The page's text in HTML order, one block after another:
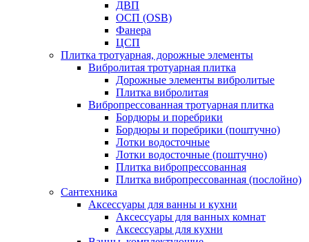
ДВП
ОСП (OSB)
Фанера
ЦСП
Плитка тротуарная, дорожные элементы
Вибролитая тротуарная плитка
Дорожные элементы вибролитые
Плитка вибролитая
Вибропрессованная тротуарная плитка
Бордюры и поребрики
Бордюры и поребрики (поштучно)
Лотки водосточные
Лотки водосточные (поштучно)
Плитка вибропрессованная
Плитка вибропрессованная (послойно)
Сантехника
Аксессуары для ванны и кухни
Аксессуары для ванных комнат
Аксессуары для кухни